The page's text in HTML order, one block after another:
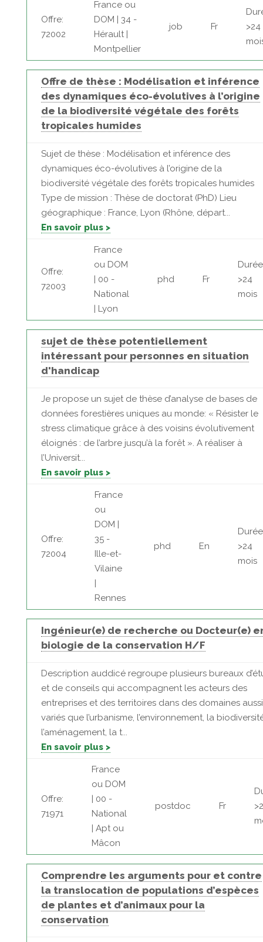
Offre:
72002
France ou
DOM | 34 -
Hérault |
Montpellier
job Fr
>24
Offre de thèse : Modélisation et inférence
des dynamiques éco-évolutives à l’origine
de la biodiversité végétale des forêts
tropicales humides
Sujet de thèse : Modélisation et inférence des
dynamiques éco-évolutives à l’origine de la
biodiversité végétale des forêts tropicales humides
Type de mission : Thèse de doctorat (PhD) Lieu
géographique : France, Lyon (Rhône, départ...
En savoir plus >
Offre:
72003
France
ou DOM
| 00 -
National
| Lyon
phd Fr
>24
mois
sujet de thèse potentiellement
intéressant pour personnes en situation
d'handicap
Je propose un sujet de thèse d’analyse de bases de
données forestières uniques au monde: « Résister le
stress climatique grâce à des voisins évolutivement
éloignés : de l’arbre jusqu’à la forêt ». A réaliser à
l’Universit...
En savoir plus >
Offre:
72004
France
ou
DOM |
35 -
Ille-et-
Vilaine
|
Rennes
phd En
>24
mois
Ingénieur(e) de recherche ou Docteur(e)
biologie de la conservation H/F
Description auddicé regroupe plusieurs bureaux
et de conseils qui accompagnent les acteurs des
entreprises et des territoires dans des domaines aussi
variés que l’urbanisme, l’environnement, la
l’aménagement, la t...
En savoir plus >
Offre:
71971
France
ou DOM
| 00 -
National
| Apt ou
Mâcon
postdoc Fr
Comprendre les arguments pour et contre
la translocation de populations d’espèces
de plantes et d’animaux pour la
conservation